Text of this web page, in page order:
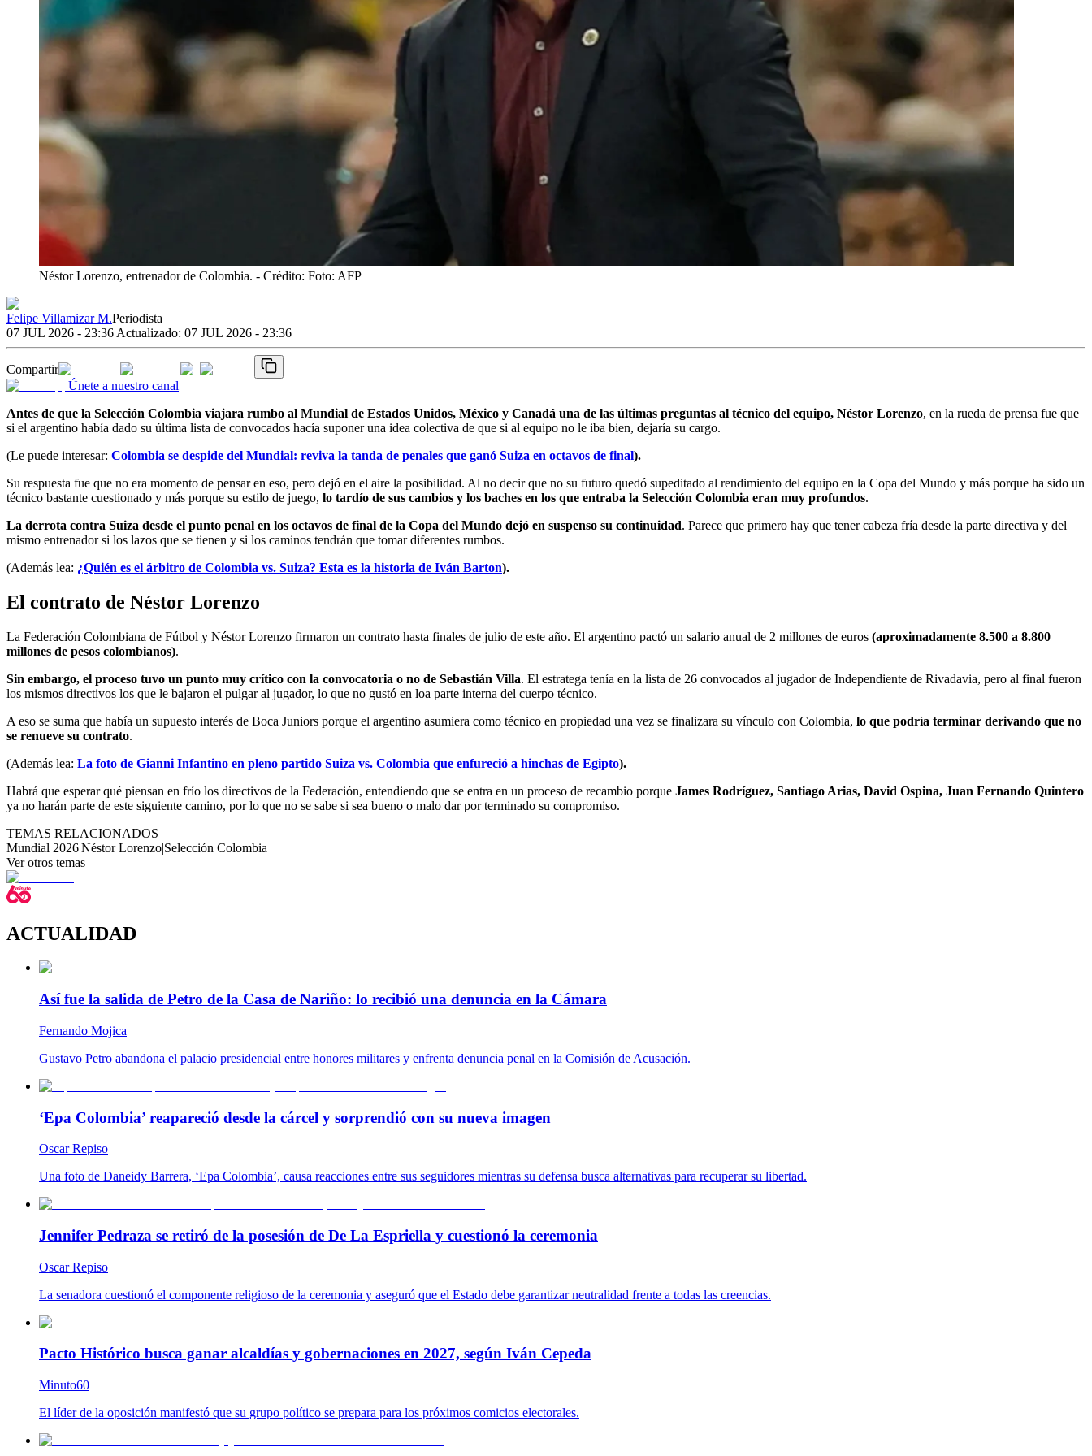
Néstor Lorenzo, entrenador de Colombia. - Crédito: Foto: AFP
Felipe Villamizar M.Periodista
07 JUL 2026 - 23:36|Actualizado: 07 JUL 2026 - 23:36
Compartir
Únete a nuestro canal
Antes de que la Selección Colombia viajara rumbo al Mundial de Estados Unidos, México y Canadá una de las últimas preguntas al técnico del equipo, Néstor Lorenzo, en la rueda de prensa fue que
si el argentino había dado su última lista de convocados hacía suponer una idea colectiva de que si al equipo no le iba bien, dejaría su cargo.
(Le puede interesar: Colombia se despide del Mundial: reviva la tanda de penales que ganó Suiza en octavos de final).
Su respuesta fue que no era momento de pensar en eso, pero dejó en el aire la posibilidad. Al no decir que no su futuro quedó supeditado al rendimiento del equipo en la Copa del Mundo y más porque ha sido un
técnico bastante cuestionado y más porque su estilo de juego, lo tardío de sus cambios y los baches en los que entraba la Selección Colombia eran muy profundos.
La derrota contra Suiza desde el punto penal en los octavos de final de la Copa del Mundo dejó en suspenso su continuidad. Parece que primero hay que tener cabeza fría desde la parte directiva y del
mismo entrenador si los lazos que se tienen y si los caminos tendrán que tomar diferentes rumbos.
(Además lea: ¿Quién es el árbitro de Colombia vs. Suiza? Esta es la historia de Iván Barton).
El contrato de Néstor Lorenzo
La Federación Colombiana de Fútbol y Néstor Lorenzo firmaron un contrato hasta finales de julio de este año. El argentino pactó un salario anual de 2 millones de euros (aproximadamente 8.500 a 8.800
millones de pesos colombianos).
Sin embargo, el proceso tuvo un punto muy crítico con la convocatoria o no de Sebastián Villa. El estratega tenía en la lista de 26 convocados al jugador de Independiente de Rivadavia, pero al final fueron
los mismos directivos los que le bajaron el pulgar al jugador, lo que no gustó en loa parte interna del cuerpo técnico.
A eso se suma que había un supuesto interés de Boca Juniors porque el argentino asumiera como técnico en propiedad una vez se finalizara su vínculo con Colombia, lo que podría terminar derivando que no
se renueve su contrato.
(Además lea: La foto de Gianni Infantino en pleno partido Suiza vs. Colombia que enfureció a hinchas de Egipto).
Habrá que esperar qué piensan en frío los directivos de la Federación, entendiendo que se entra en un proceso de recambio porque James Rodríguez, Santiago Arias, David Ospina, Juan Fernando Quintero
ya no harán parte de este siguiente camino, por lo que no se sabe si sea bueno o malo dar por terminado su compromiso.
TEMAS RELACIONADOS
Mundial 2026|Néstor Lorenzo|Selección Colombia
Ver otros temas
ACTUALIDAD
Así fue la salida de Petro de la Casa de Nariño: lo recibió una denuncia en la Cámara
Fernando Mojica
Gustavo Petro abandona el palacio presidencial entre honores militares y enfrenta denuncia penal en la Comisión de Acusación.
‘Epa Colombia’ reapareció desde la cárcel y sorprendió con su nueva imagen
Oscar Repiso
Una foto de Daneidy Barrera, ‘Epa Colombia’, causa reacciones entre sus seguidores mientras su defensa busca alternativas para recuperar su libertad.
Jennifer Pedraza se retiró de la posesión de De La Espriella y cuestionó la ceremonia
Oscar Repiso
La senadora cuestionó el componente religioso de la ceremonia y aseguró que el Estado debe garantizar neutralidad frente a todas las creencias.
Pacto Histórico busca ganar alcaldías y gobernaciones en 2027, según Iván Cepeda
Minuto60
El líder de la oposición manifestó que su grupo político se prepara para los próximos comicios electorales.